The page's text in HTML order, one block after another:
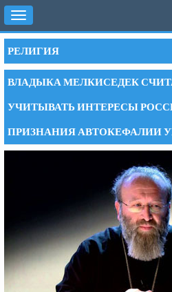
Toggle
navigation
РЕЛИГИЯ
ВЛАДЫКА МЕЛКИСЕДЕК
УЧИТЫВАТЬ ИНТЕРЕСЫ
ПРИЗНАНИЯ АВТОКЕФАЛИИ